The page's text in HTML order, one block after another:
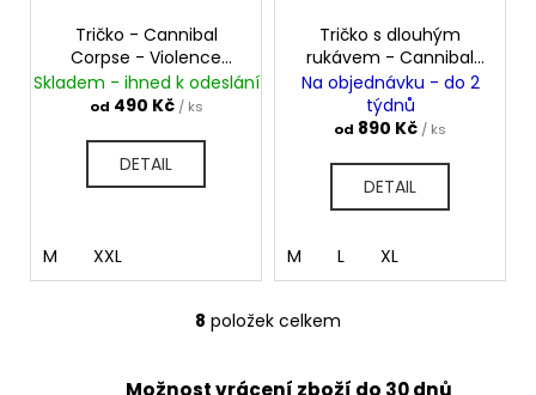
Tričko - Cannibal
Corpse - Violence
Unimagined
Skladem - ihned k odeslání
od 490 Kč / ks
DETAIL
M XXL
Tričko s dlouhým
rukávem - Cannibal
Corpse - Butchered At
Birth
Na objednávku - do 2
týdnů
od 890 Kč / ks
DETAIL
M L XL
O
l
8 položek celkem
Možnost vrácení zboží do 30 dnů